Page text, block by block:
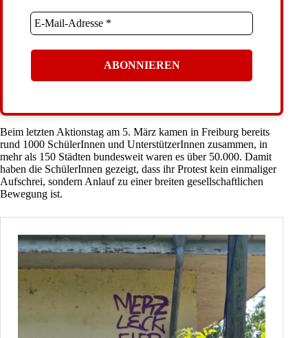
Beim letzten Aktionstag am 5. März kamen in Freiburg bereits
rund 1000 SchülerInnen und UnterstützerInnen zusammen, in
mehr als 150 Städten bundesweit waren es über 50.000. Damit
haben die SchülerInnen gezeigt, dass ihrProtest kein einmaliger
Aufschrei, sondern Anlauf zu einer breiten gesellschaftlichen
Bewegung ist.